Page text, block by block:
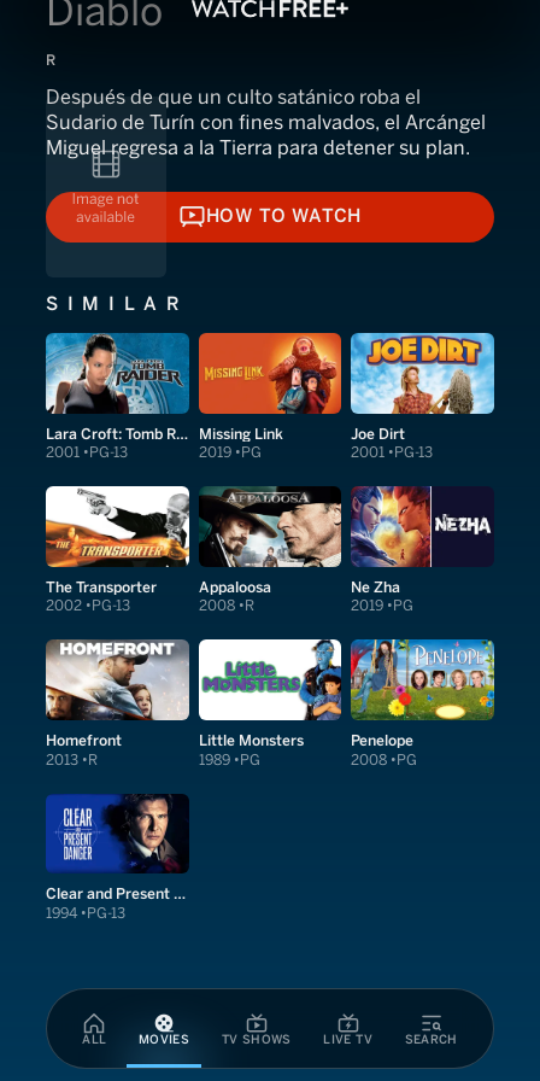
ALL MOVIES TV SHOWS LIVE TV SEARCH
Diablo
R
Después de que un culto satánico roba el
Sudario de Turín con fines malvados, el Arcángel
Miguel regresa a la Tierra para detener su plan.
HOW TO WATCH
HOW TO WATCH
SIMILAR
Lara Croft: Tomb Raider
2001 PG-13
Missing Link
2019 PG
Joe Dirt
2001 PG-13
The Transporter
2002 PG-13
Appaloosa
2008 R
Ne Zha
2019 PG
Homefront
2013 R
Little Monsters
1989 PG
Penelope
2008 PG
Clear and Present Danger
1994 PG-13